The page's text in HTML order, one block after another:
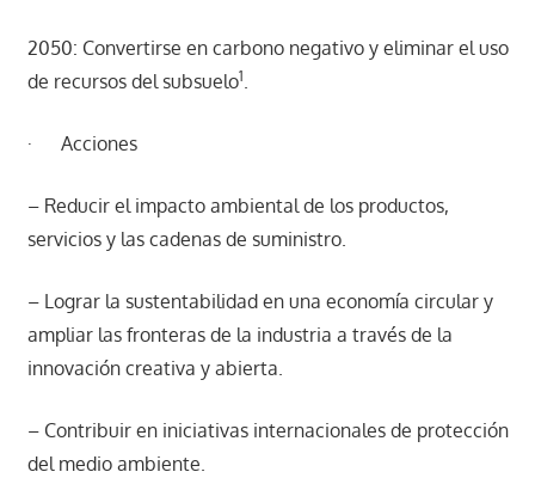
2050: Convertirse en carbono negativo y eliminar el uso
de recursos del subsuelo1.
· Acciones
– Reducir el impacto ambiental de los productos,
servicios y las cadenas de suministro.
– Lograr la sustentabilidad en una economía circular y
ampliar las fronteras de la industria a través de la
innovación creativa y abierta.
– Contribuir en iniciativas internacionales de protección
del medio ambiente.